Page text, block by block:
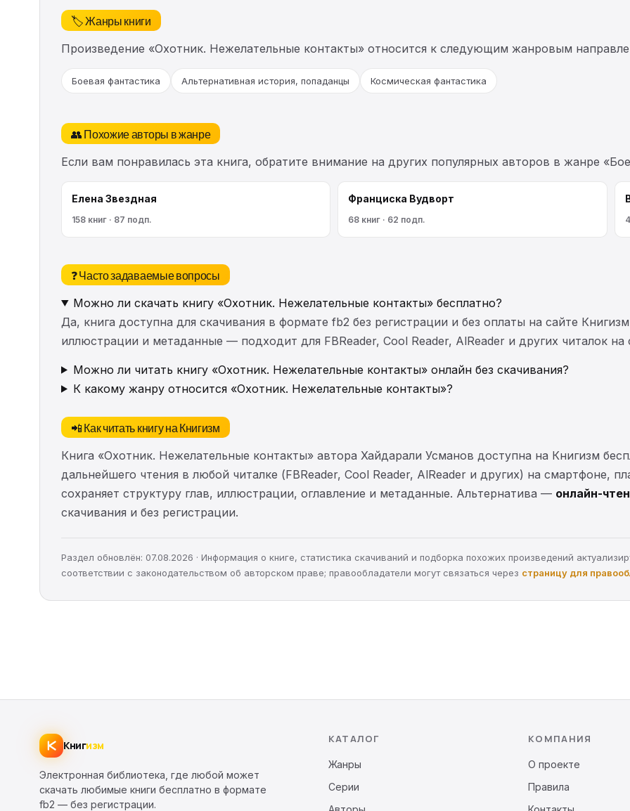
🏷️ Жанры книги
Произведение «Охотник. Нежелательные контакты» относится к следующим жанровым
Боевая фантастика Альтернативная история, попаданцы Космическая фантастика
👥 Похожие авторы в жанре
Если вам понравилась эта книга, обратите внимание на других популярных авторов в жанре
Елена Звездная
158 книг · 87 подп.
Франциска Вудворт
68 книг · 62 подп.
❓ Часто задаваемые вопросы
Можно ли скачать книгу «Охотник. Нежелательные контакты» бесплатно?
Да, книга доступна для скачивания в формате fb2 без регистрации и без оплаты на сайте
иллюстрации и метаданные — подходит для FBReader, Cool Reader, AlReader и других читалок
Можно ли читать книгу «Охотник. Нежелательные контакты» онлайн без скачивания?
К какому жанру относится «Охотник. Нежелательные контакты»?
📲 Как читать книгу на Книгизм
Книга «Охотник. Нежелательные контакты» автора Хайдарали Усманов доступна на Книгизм
дальнейшего чтения в любой читалке (FBReader, Cool Reader, AlReader и других) на смартфоне,
сохраняет структуру глав, иллюстрации, оглавление и метаданные. Альтернатива — онлайн-
скачивания и без регистрации.
Раздел обновлён: 07.08.2026 · Информация о книге, статистика скачиваний и подборка похожих произведений
соответствии с законодательством об авторском праве; правообладатели могут связаться через страницу для
Книгизм
Электронная библиотека, где любой может
скачать любимые книги бесплатно в формате
fb2 — без регистрации.
КАТАЛОГ
Жанры
Серии
КОМПАНИЯ
О проекте
Правила